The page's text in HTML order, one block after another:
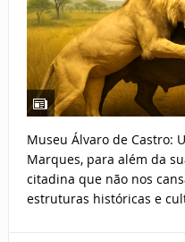
Museu Álvaro de Castro:
Marques, para além da
citadina que não nos
estruturas históricas e